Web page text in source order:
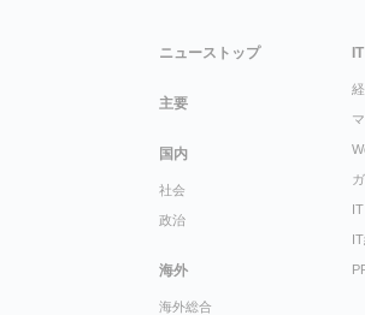
ニューストップ
主要
国内
社会
政治
海外
海外総合